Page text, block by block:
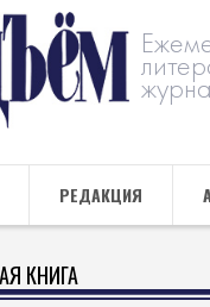
РЕДАКЦИЯ
КНИГА